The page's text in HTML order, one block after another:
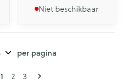
Niet beschikbaar
Pagina's
U lees momenteel pagina
1 Pagina
2 Pagina
3
per pagina